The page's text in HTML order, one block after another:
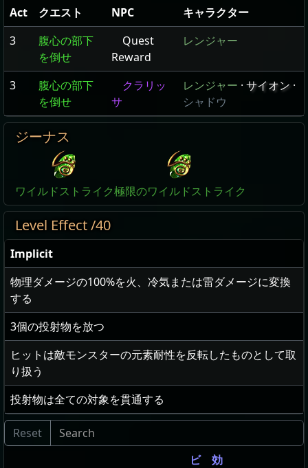
Act クエスト NPC
キャラクター
3
腹心の部下
を倒せ
Quest
Reward
レンジャー
3
腹心の部下
を倒せ
クラリッ
サ
レンジャー · サイオン ·
シャドウ
ジーナス
ワイルドストライク極限のワイルドストライク
Level Effect /40
Implicit
物理ダメージの100%を火、冷気または雷ダメージに変換
する
3個の投射物を放つ
ヒットは敵モンスターの元素耐性を反転したものとして取
り扱う
投射物は全ての対象を貫通する
ビ
効